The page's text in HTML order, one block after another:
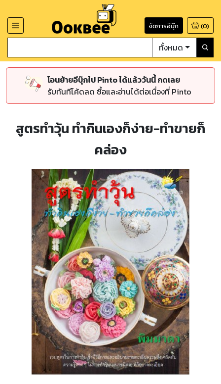
จัดการอีบุ๊ก (0)
ทั้งหมด
โอนย้ายอีบุ๊กไป Pinto ได้แล้ววันนี้ กดเลย
รับทันทีโค้ดลด ซื้อและอ่านได้ต่อเนื่องที่ Pinto
สูตรทำวุ้น ทำกินเองก็ง่าย-ทำขายก็
คล่อง